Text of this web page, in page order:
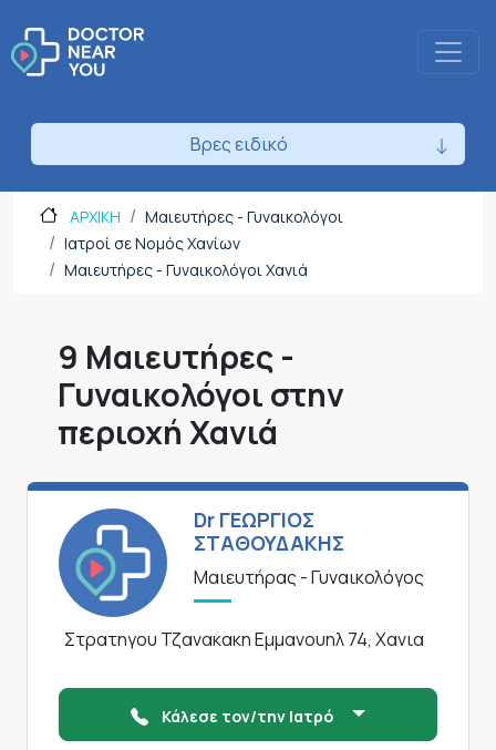
Βρες ειδικό
ΑΡΧΙΚΗ
Μαιευτήρες - Γυναικολόγοι
Ιατροί σε Νομός Χανίων
Μαιευτήρες - Γυναικολόγοι Χανιά
9 Μαιευτήρες -
Γυναικολόγοι στην
περιοχή Χανιά
Dr ΓΕΩΡΓΙΟΣ
ΣΤΑΘΟΥΔΑΚΗΣ
Μαιευτήρας - Γυναικολόγος
Στρατηγου Τζανακακη Εμμανουηλ 74, Χανια
Κάλεσε τον/την Ιατρό